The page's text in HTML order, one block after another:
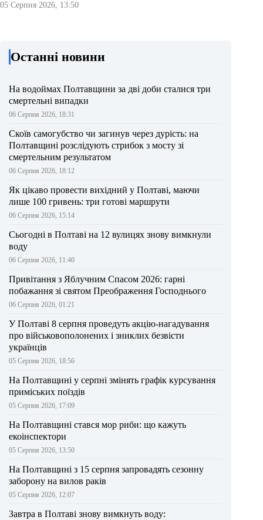
05 Серпня 2026, 13:50
Останні новини
На водоймах Полтавщини за дві доби сталися три
смертельні випадки
06 Серпня 2026, 18:31
Скоїв самогубство чи загинув через дурість: на
Полтавщині розслідують стрибок з мосту зі
смертельним результатом
06 Серпня 2026, 18:12
Як цікаво провести вихідний у Полтаві, маючи
лише 100 гривень: три готові маршрути
06 Серпня 2026, 15:14
Сьогодні в Полтаві на 12 вулицях знову вимкнули
воду
06 Серпня 2026, 11:40
Привітання з Яблучним Спасом 2026: гарні
побажання зі святом Преображення Господнього
06 Серпня 2026, 01:21
У Полтаві 8 серпня проведуть акцію-нагадування
про військовополонених і зниклих безвісти
українців
05 Серпня 2026, 18:56
На Полтавщині у серпні змінять графік курсування
приміських поїздів
05 Серпня 2026, 17:09
На Полтавщині стався мор риби: що кажуть
екоінспектори
05 Серпня 2026, 13:50
На Полтавщині з 15 серпня запровадять сезонну
заборону на вилов раків
05 Серпня 2026, 12:07
Завтра в Полтаві знову вимкнуть воду: